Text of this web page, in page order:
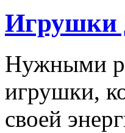
Игрушки
Нужными
игрушки,
своей